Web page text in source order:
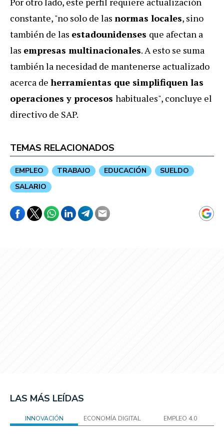
constante, "no solo de las normas locales, sino
también de las estadounidenses que afectan a
las empresas multinacionales. A esto se suma
también la necesidad de mantenerse actualizado
acerca de herramientas que simplifiquen las
operaciones y procesos habituales", concluye el
directivo de SAP.
TEMAS RELACIONADOS
EMPLEO TRABAJO EDUCACIÓN
SUELDO
SALARIO
LAS MÁS LEÍDAS
INNOVACIÓN ECONOMÍA DIGITAL EMPLEO 4.0